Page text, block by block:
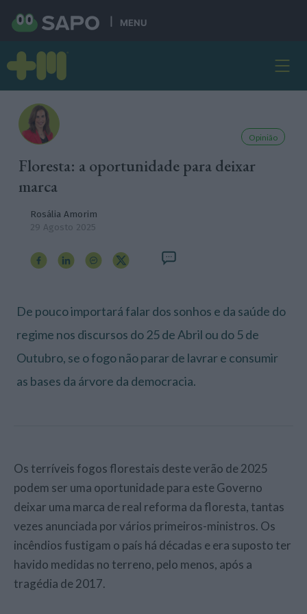
MENU
Opinião
Floresta: a oportunidade para deixar
marca
Rosália Amorim
29 Agosto 2025
De pouco importará falar dos sonhos e da saúde do
regime nos discursos do 25 de Abril ou do 5 de
Outubro, se o fogo não parar de lavrar e consumir
as bases da árvore da democracia.
Os terríveis fogos florestais deste verão de 2025
podem ser uma oportunidade para este Governo
deixar uma marca de real reforma da floresta, tantas
vezes anunciada por vários primeiros-ministros. Os
incêndios fustigam o país há décadas e era suposto ter
havido medidas no terreno, pelo menos, após a
tragédia de 2017.